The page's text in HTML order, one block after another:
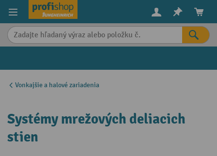
content
Vonkajšie a halové zariadenia
Systémy mrežových deliacich
stien